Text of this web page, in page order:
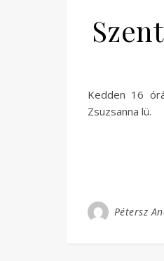
Kedden 16
Zsuzsanna lü.
Pétersz